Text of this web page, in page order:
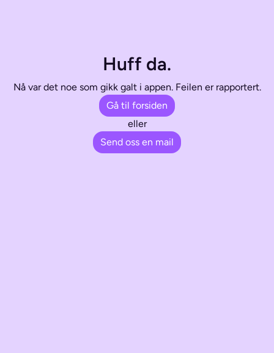
Huff da.
Nå var det noe som gikk galt i appen. Feilen er rapportert.
Gå til forsiden
eller
Send oss en mail